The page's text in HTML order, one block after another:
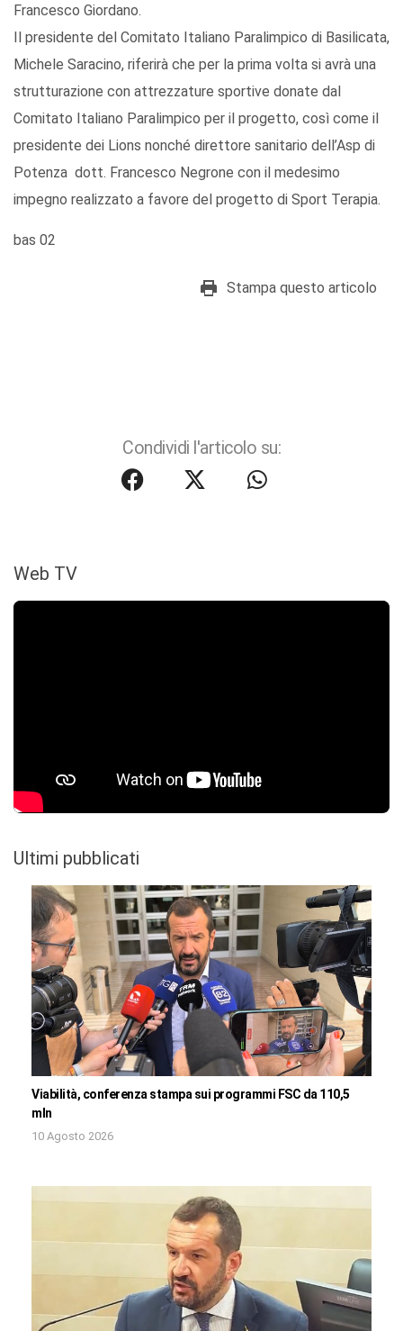
Francesco Giordano.
Il presidente del Comitato Italiano Paralimpico di Basilicata,
Michele Saracino, riferirà che per la prima volta si avrà una
strutturazione con attrezzature sportive donate dal
Comitato Italiano Paralimpico per il progetto, così come il
presidente dei Lions nonché direttore sanitario dell’Asp di
Potenza dott. Francesco Negrone con il medesimo
impegno realizzato a favore del progetto di Sport Terapia.
bas 02
Stampa questo articolo
Condividi l'articolo su:
Web TV
Ultimi pubblicati
Viabilità, conferenza stampa sui programmi FSC da 110,5
mln
10 Agosto 2026